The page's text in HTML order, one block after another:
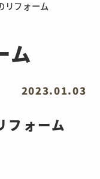
リフォーム
ム
2023.01.03
フォーム